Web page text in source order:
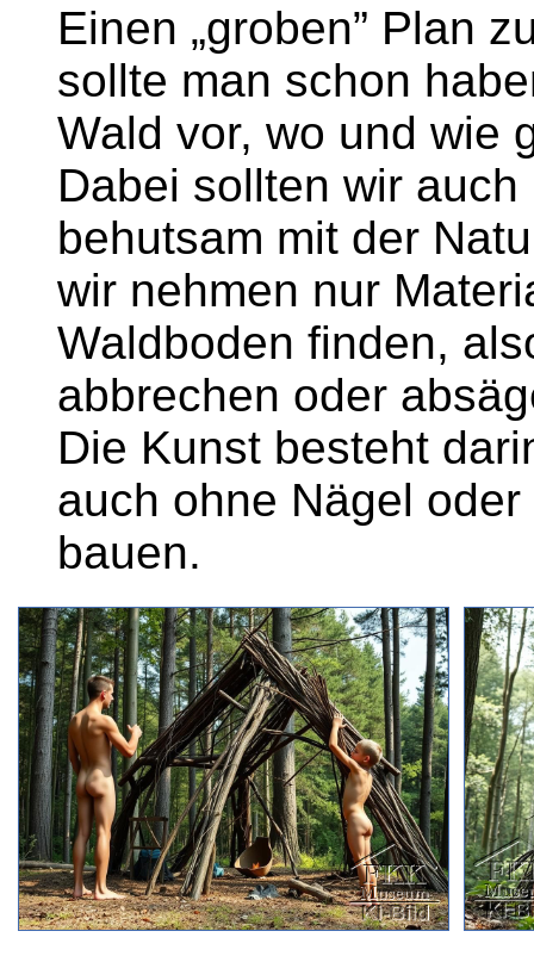
Einen „groben” Plan
sollte man schon
Wald vor, wo und wie
Dabei sollten wir
behutsam mit der
wir nehmen nur
Waldboden finden,
abbrechen oder
Die Kunst besteht
auch ohne Nägel
bauen.